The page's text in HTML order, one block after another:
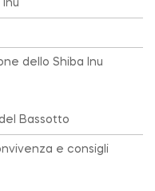
dello Shiba Inu
Bassotto
e consigli